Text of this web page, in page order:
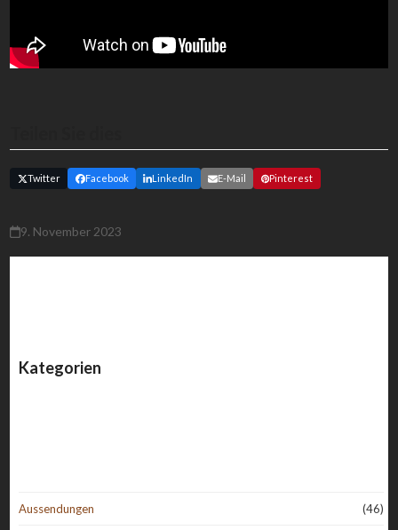
Twitter Facebook LinkedIn E-Mail Pinterest
9. November 2023
Kategorien
Aussendungen (46)